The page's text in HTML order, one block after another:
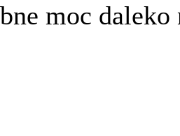
moc daleko